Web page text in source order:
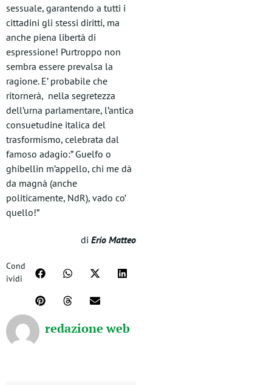
sessuale, garantendo a tutti i
cittadini gli stessi diritti, ma
anche piena libertà di
espressione! Purtroppo non
sembra essere prevalsa la
ragione. E’ probabile che
ritornerà, nella segretezza
dell’urna parlamentare, l’antica
consuetudine italica del
trasformismo, celebrata dal
famoso adagio:” Guelfo o
ghibellin m’appello, chi me dà
da magnà (anche
politicamente, NdR), vado co’
quello!”
di Erio Matteo
Cond
ividi
redazione web